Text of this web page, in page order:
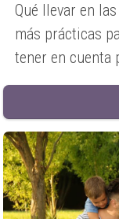
Qué llevar en
más prácticas
tener en cuenta